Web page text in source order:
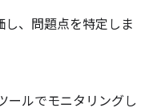
、問題点を特定しま
ールでモニタリングし